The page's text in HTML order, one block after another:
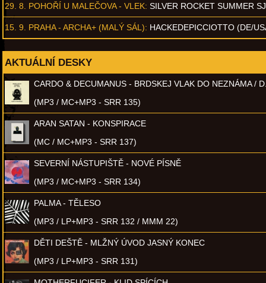
29. 8. POHOŘÍ U MALEČOVA - VLEK: SILVER ROCKET SUMMER
15. 9. PRAHA - ARCHA+ (MALÝ SÁL): HACKEDEPICCIOTTO (DE/
AKTUÁLNÍ DESKY
CARDO & DECUMANUS - BRDSKEJ VLAK DO NEZNÁMA /
(MP3 / MC+MP3 - SRR 135)
ARAN SATAN - KONSPIRACE
(MC / MC+MP3 - SRR 137)
SEVERNÍ NÁSTUPIŠTĚ - NOVÉ PÍSNĚ
(MP3 / MC+MP3 - SRR 134)
PALMA - TĚLESO
(MP3 / LP+MP3 - SRR 132 / MMM 22)
DĚTI DEŠTĚ - MLŽNÝ ÚVOD JASNÝ KONEC
(MP3 / LP+MP3 - SRR 131)